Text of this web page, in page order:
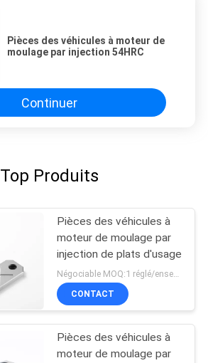
Pièces des véhicules à moteur de
moulage par injection 54HRC
Continuer
Top Produits
Pièces des véhicules à
moteur de moulage par
injection de plats d'usage
Négociable MOQ:1 réglé/ensembles
CONTACT
Pièces des véhicules à
moteur de moulage par